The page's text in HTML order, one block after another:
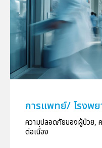
การแพทย์/ โรงพ
ความปลอดภัยของผู้ป่วย,
ต่อเนื่อง